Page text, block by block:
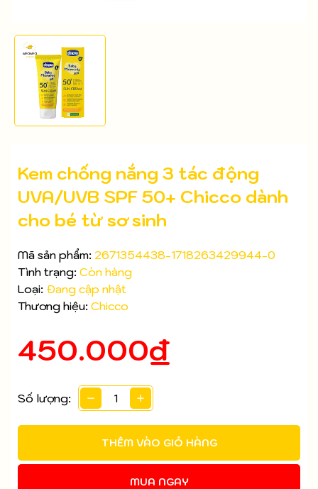
Kem chống nắng 3 tác động
UVA/UVB SPF 50+ Chicco dành
cho bé từ sơ sinh
Mã sản phẩm: 2671354438-1718263429944-0
Tình trạng: Còn hàng
Loại: Đang cập nhật
Thương hiệu: Chicco
450.000₫
Số lượng:
THÊM VÀO GIỎ HÀNG
MUA NGAY
Mã giảm giá:
Ngày hết hạn:
Điều kiện: